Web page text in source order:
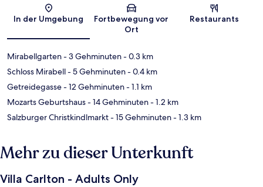
Karte
In der Umgebung
Fortbewegung vor
Ort
Restaurants
Mirabellgarten- 3 Gehminuten- 0.3 km
Schloss Mirabell- 5 Gehminuten- 0.4 km
Getreidegasse- 12 Gehminuten- 1.1 km
Mozarts Geburtshaus- 14 Gehminuten- 1.2 km
Salzburger Christkindlmarkt- 15 Gehminuten- 1.3 km
Mehr zu dieser Unterkunft
Villa Carlton - Adults Only